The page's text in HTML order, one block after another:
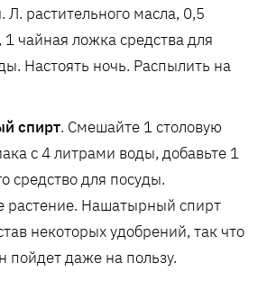
Л. растительного масла, 0,5
чайная ложка средства для
Настоять ночь. Распылить на
спирт. Смешайте 1 столовую
с 4 литрами воды, добавьте 1
средство для посуды.
растение. Нашатырный спирт
некоторых удобрений, так что
пойдет даже на пользу.